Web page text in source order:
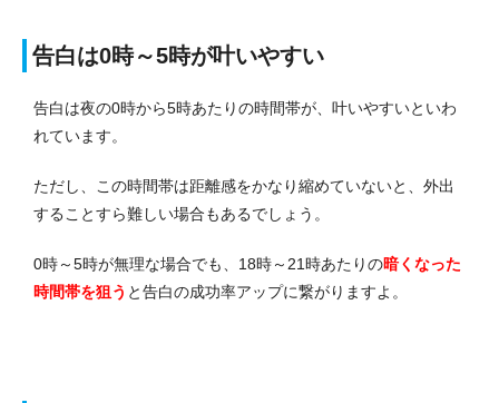
告白は0時～5時が叶いやすい
告白は夜の0時から5時あたりの時間帯が、叶いやすいといわ
れています。
ただし、この時間帯は距離感をかなり縮めていないと、外出
することすら難しい場合もあるでしょう。
0時～5時が無理な場合でも、18時～21時あたりの暗くなった
時間帯を狙う と告白の成功率アップに繋がりますよ。